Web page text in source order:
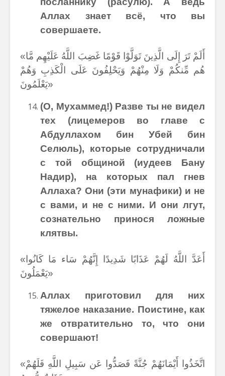
Аллах знает всё, что вы
совершаете.
«أَلَمْ تَرَ إِلَى الَّذِينَ تَوَلَّوْا قَوْمًا غَضِبَ اللَّهُ عَلَيْهِم مَّا
هُم مِّنكُمْ وَلَا مِنْهُمْ وَيَحْلِفُونَ عَلَى الْكَذِبِ وَهُمْ
يَعْلَمُونَ»
(О, Мухаммед!) Разве ты не видел
тех (лицемеров во главе с
Абдуллахом бин Убей бин
Селюль), которые сотрудничали
с той общиной (иудеев Бану
Надир), на которых пал гнев
Аллаха? Они (эти мунафики) и не
с вами, и не с ними. И они лгут,
сознательно принося ложные
клятвы.
«أَعَدَّ اللَّهُ لَهُمْ عَذَابًا شَدِيدًا إِنَّهُمْ سَاء مَا كَانُوا
يَعْمَلُونَ»
Аллах приготовил для них
тяжелое наказание. Поистине, как
же отвратительно то, что они
совершают!
«اتَّخَذُوا أَيْمَانَهُمْ جُنَّةً فَصَدُّوا عَن سَبِيلِ اللَّهِ فَلَهُمْ